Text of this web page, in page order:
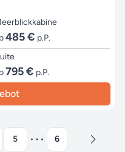
485 € p.P.
795 € p.P.
5 6